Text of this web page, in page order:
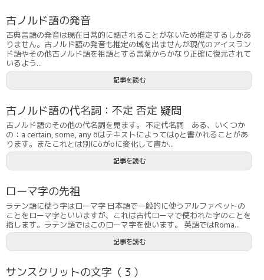
古ノルド語の発音
古典言語の発音は現在日常的に話されることがないため推定するしかあ
りません。古ノルド語の発音も推定の域を出ませんが現代のアイスラン
ド語やその他古ノルド語を祖語とする言葉からかなり正確に復元されて
いるよう...
記事を読む
古ノルド語の代名詞：不定 否定 疑問
古ノルド語のその他の代名詞を見ます。 不定代名詞 ある、いくつか
の：a certain, some, any öはテキストによってはǫと書かれることがあ
ります。またこれとは別にöがoに変化して書か...
記事を読む
ローマ字の先祖
ラテン語に使う字はローマ字 日本語で一般的に使うアルファベットの
ことをローマ字といいますが、これは古代ローマで使われた字のことを
指します。ラテン語ではこのローマ字を使います。 英語ではRoma...
記事を読む
サンスクリットの文字（３）